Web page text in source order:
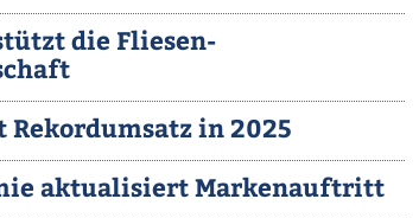
die Fliesen-
in 2025
aktualisiert Markenauftritt